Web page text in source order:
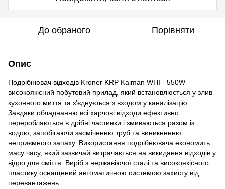
До обраного Порівняти
Опис
Подрібнювач відходів Kroner KRP Kaiman WHI - 550W –
високоякісний побутовий прилад, який встановлюється у злив
кухонного миття та з'єднується з входом у каналізацію.
Завдяки обладнанню всі харчові відходи ефективно
переробляються в дрібні частинки і змиваються разом із
водою, запобігаючи засміченню труб та виникненню
неприємного запаху. Використання подрібнювача економить
масу часу, який зазвичай витрачається на викидання відходів у
відро для сміття. Виріб з нержавіючої сталі та високоякісного
пластику оснащений автоматичною системою захисту від
перевантажень.